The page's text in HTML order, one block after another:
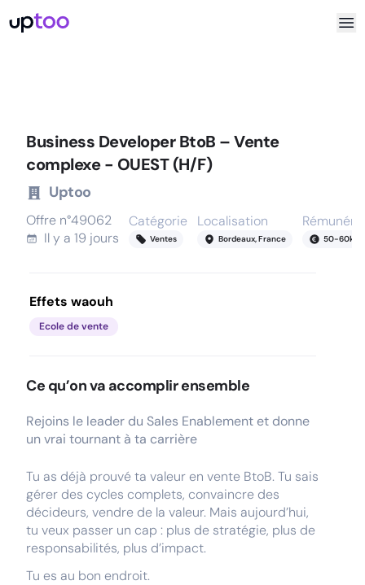
Business Developer BtoB – Vente
complexe - OUEST (H/F)
Uptoo
Offre n°49062
Il y a 19 jours
Catégorie
Ventes
Localisation
Bordeaux, France 50-60k
Effets waouh
Ecole de vente
Ce qu’on va accomplir ensemble
Rejoins le leader du Sales Enablement et donne
un vrai tournant à ta carrière
Tu as déjà prouvé ta valeur en vente BtoB. Tu sais
gérer des cycles complets, convaincre des
décideurs, vendre de la valeur. Mais aujourd’hui,
tu veux passer un cap : plus de stratégie, plus de
responsabilités, plus d’impact.
Tu es au bon endroit.